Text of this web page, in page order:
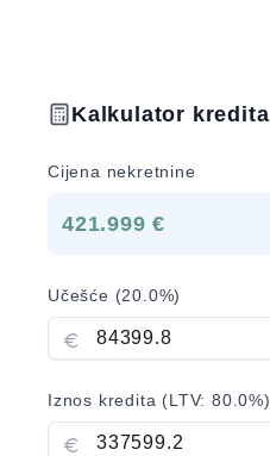
Kalkulator kredita
Cijena nekretnine
421.999 €
Učešće (20.0%)
Iznos kredita (LTV:80.0%)